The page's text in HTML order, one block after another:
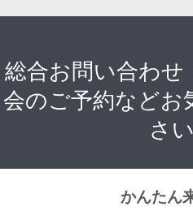
総合お問い合わせ
会のご予約などお
さい
かんたん